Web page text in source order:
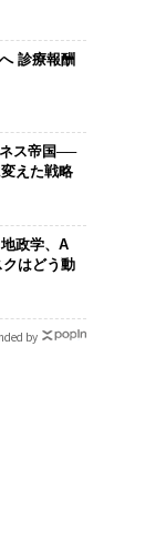
診療報酬
ス帝国──
えた戦略
政学、A
クはどう動
by